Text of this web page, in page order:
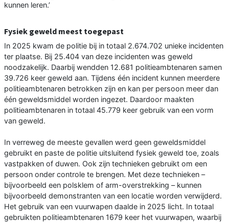
kunnen leren.’
Fysiek geweld meest toegepast
In 2025 kwam de politie bij in totaal 2.674.702 unieke incidenten
ter plaatse. Bij 25.404 van deze incidenten was geweld
noodzakelijk. Daarbij wendden 12.681 politieambtenaren samen
39.726 keer geweld aan. Tijdens één incident kunnen meerdere
politieambtenaren betrokken zijn en kan per persoon meer dan
één geweldsmiddel worden ingezet. Daardoor maakten
politieambtenaren in totaal 45.779 keer gebruik van een vorm
van geweld.
In verreweg de meeste gevallen werd geen geweldsmiddel
gebruikt en paste de politie uitsluitend fysiek geweld toe, zoals
vastpakken of duwen. Ook zijn technieken gebruikt om een
persoon onder controle te brengen. Met deze technieken –
bijvoorbeeld een polsklem of arm-overstrekking – kunnen
bijvoorbeeld demonstranten van een locatie worden verwijderd.
Het gebruik van een vuurwapen daalde in 2025 licht. In totaal
gebruikten politieambtenaren 1679 keer het vuurwapen, waarbij